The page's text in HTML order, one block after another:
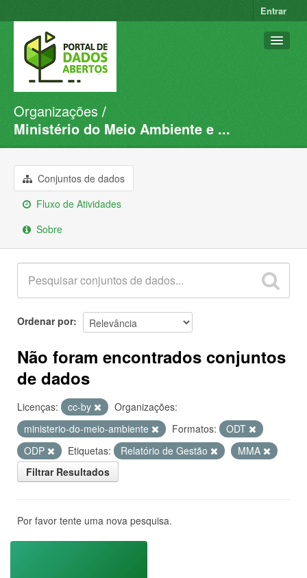
Entrar
Conjuntos de dados
Organizações
Sobre
Organizações
Ministério do Meio Ambiente e ...
Conjuntos de dados
Fluxo de Atividades
Sobre
Ordenar por
Não foram encontrados conjuntos
de dados
Licenças: cc-by
Organizações:
ministerio-do-meio-ambiente
Formatos:
ODT
ODP
Etiquetas: Relatório de Gestão
MMA
Filtrar Resultados
Por favor tente uma nova pesquisa.